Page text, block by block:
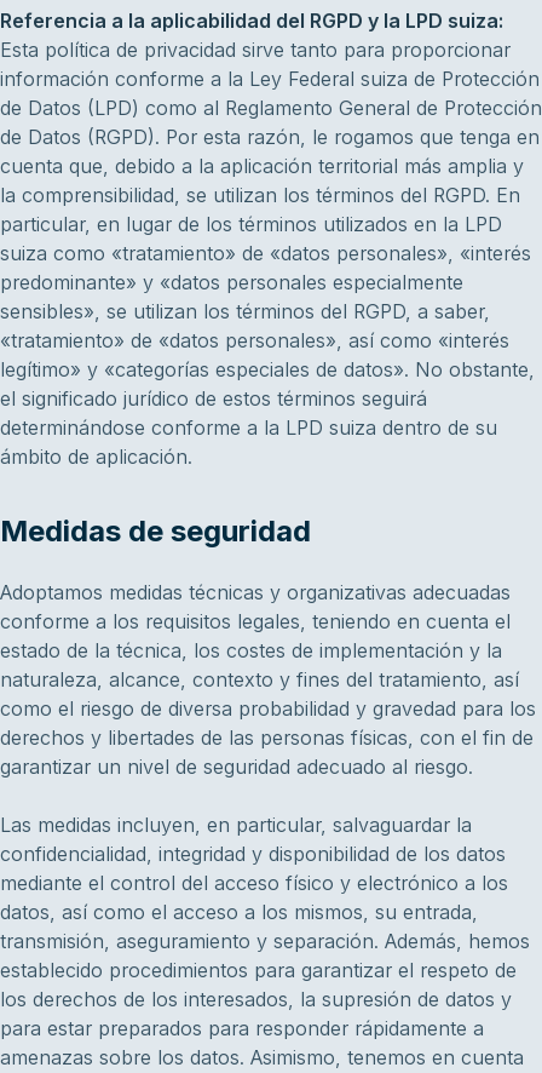
Referencia a la aplicabilidad del RGPD y la LPD suiza:
Esta política de privacidad sirve tanto para proporcionar
información conforme a la Ley Federal suiza de Protección
de Datos (LPD) como al Reglamento General de Protección
de Datos (RGPD). Por esta razón, le rogamos que tenga en
cuenta que, debido a la aplicación territorial más amplia y
la comprensibilidad, se utilizan los términos del RGPD. En
particular, en lugar de los términos utilizados en la LPD
suiza como «tratamiento» de «datos personales», «interés
predominante» y «datos personales especialmente
sensibles», se utilizan los términos del RGPD, a saber,
«tratamiento» de «datos personales», así como «interés
legítimo» y «categorías especiales de datos». No obstante,
el significado jurídico de estos términos seguirá
determinándose conforme a la LPD suiza dentro de su
ámbito de aplicación.
Medidas de seguridad
Adoptamos medidas técnicas y organizativas adecuadas
conforme a los requisitos legales, teniendo en cuenta el
estado de la técnica, los costes de implementación y la
naturaleza, alcance, contexto y fines del tratamiento, así
como el riesgo de diversa probabilidad y gravedad para los
derechos y libertades de las personas físicas, con el fin de
garantizar un nivel de seguridad adecuado al riesgo.
Las medidas incluyen, en particular, salvaguardar la
confidencialidad, integridad y disponibilidad de los datos
mediante el control del acceso físico y electrónico a los
datos, así como el acceso a los mismos, su entrada,
transmisión, aseguramiento y separación. Además, hemos
establecido procedimientos para garantizar el respeto de
los derechos de los interesados, la supresión de datos y
para estar preparados para responder rápidamente a
amenazas sobre los datos. Asimismo, tenemos en cuenta